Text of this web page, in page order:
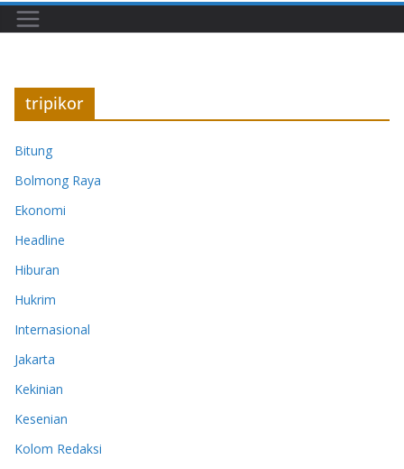
tripikor
Bitung
Bolmong Raya
Ekonomi
Headline
Hiburan
Hukrim
Internasional
Jakarta
Kekinian
Kesenian
Kolom Redaksi